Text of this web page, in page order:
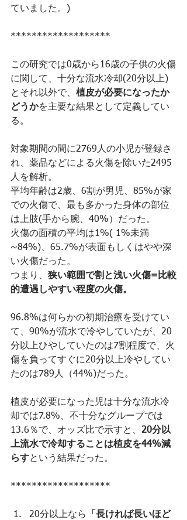
ていました。)
*******************
この研究では0歳から16歳の子供の火傷
に関して、十分な流水冷却(20分以上)
とそれ以外で、 植皮が必要になったか
どうかを主要な結果として定義してい
る。
対象期間の間に2769人の小児が登録さ
れ、薬品などによる火傷を除いた2495
人を解析。
平均年齢は2歳、6割が男児、85%が家
での火傷で、最も多かった身体の部位
は上肢(手から腕、40%）だった。
火傷の面積の平均は1%( 1%未満
~84%)、65.7%が表面もしくはやや深
い火傷だった。
つまり、 狭い範囲で割と浅い火傷=比較
的遭遇しやすい程度の火傷。
96.8%は何らかの初期治療を受けてい
て、90%が流水で冷やしていたが、20
分以上ひやしていたのは7割程度で、火
傷を負ってすぐに20分以上冷やしてい
たのは789人（44%)だった。
植皮が必要になった児は十分な流水冷
却では7.8%、不十分なグループでは
13.6％で、オッズ比で示すと、 20分以
上流水で冷却することは植皮を44%減
らすという結果だった。
*******************
20分以上なら
「長ければ長いほど